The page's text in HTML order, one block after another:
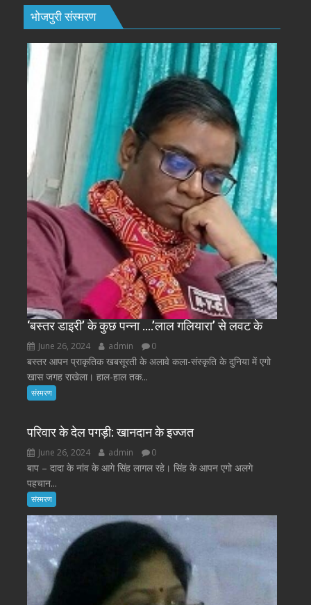
भोजपुरी संस्मरण
‘बस्तर डाइरी’ के कुछ पन्ना ….’लाल गलियारा’ से लवट के
June 26, 2024 admin 0
बस्तर आपन प्राकृतिक खबसूरती के अलावे कला-संस्कृति के दुनिया में एगो
खास जगह राखेला। हाल-हाल तक...
संस्मरण
परिवार के देल पगड़ी: खानदान के इज्जत
June 26, 2024 admin 0
बाप – दादा के नांव के आगे सिंह लागल रहे। सिंह के आपन एगो अलगे
पहचान...
संस्मरण